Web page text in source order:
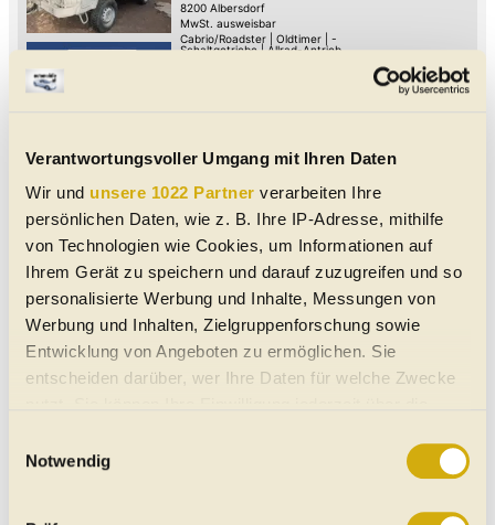
Verantwortungsvoller Umgang mit Ihren Daten
Wir und unsere 1022 Partner verarbeiten Ihre
persönlichen Daten, wie z. B. Ihre IP-Adresse, mithilfe
von Technologien wie Cookies, um Informationen auf
Ihrem Gerät zu speichern und darauf zuzugreifen und so
personalisierte Werbung und Inhalte, Messungen von
Werbung und Inhalten, Zielgruppenforschung sowie
Entwicklung von Angeboten zu ermöglichen. Sie
entscheiden darüber, wer Ihre Daten für welche Zwecke
Trigger Symbol ändern oder widerrufen
Notwendig
8200 Albersdorf
MwSt. ausweisbar
Cabrio/Roadster| Oldtimer|
-
Schaltgetriebe|Allrad-Antrieb
01/1994
8200 Albersdorf
Cabrio/Roadster|Oldtimer| 3 Türen
Schaltgetriebe | Allrad-Antrieb
Beige beige
Diesel
Puch Pinzgauer 718 M
01/1994
8200 Albersdorf